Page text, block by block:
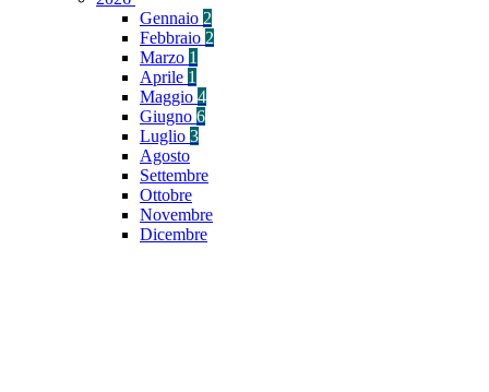
Gennaio 2
Febbraio 2
Marzo 1
Aprile 1
Maggio 4
Giugno 6
Luglio 3
Agosto
Settembre
Ottobre
Novembre
Dicembre